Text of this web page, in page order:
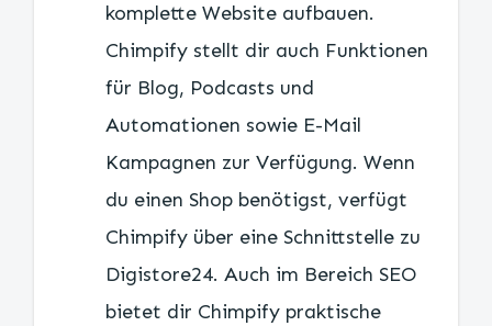
komplette Website aufbauen.
Chimpify stellt dir auch Funktionen
für Blog, Podcasts und
Automationen sowie E-Mail
Kampagnen zur Verfügung. Wenn
du einen Shop benötigst, verfügt
Chimpify über eine Schnittstelle zu
Digistore24. Auch im Bereich SEO
bietet dir Chimpify praktische